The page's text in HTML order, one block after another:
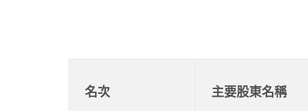
名次 主要股東名稱